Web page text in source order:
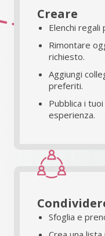
Creare
Elenchi regali
Rimontare
richiesto.
Aggiungi
preferiti.
Pubblica i
esperienza.
Sfoglia e